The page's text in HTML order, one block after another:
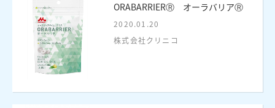
ORABARRIERⓇ オーラバリアⓇ
2020.01.20
株式会社クリニコ